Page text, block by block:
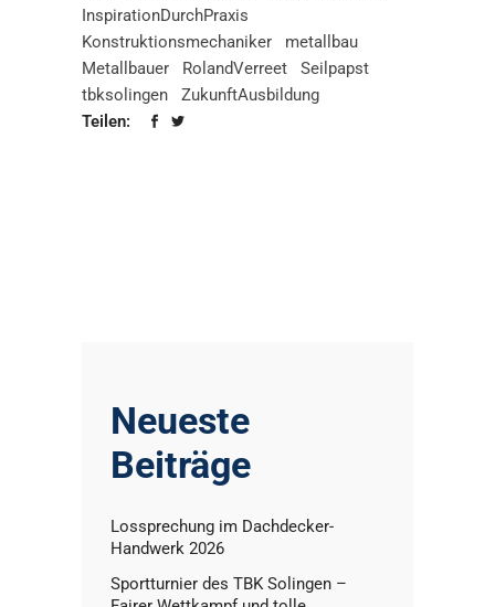
InspirationDurchPraxis
Konstruktionsmechaniker
metallbau
Metallbauer
RolandVerreet
Seilpapst
tbksolingen
ZukunftAusbildung
Teilen:
Neueste
Beiträge
Lossprechung im Dachdecker-
Handwerk 2026
Sportturnier des TBK Solingen –